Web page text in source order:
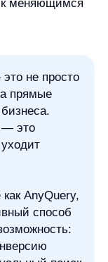
обеспечения
действия по